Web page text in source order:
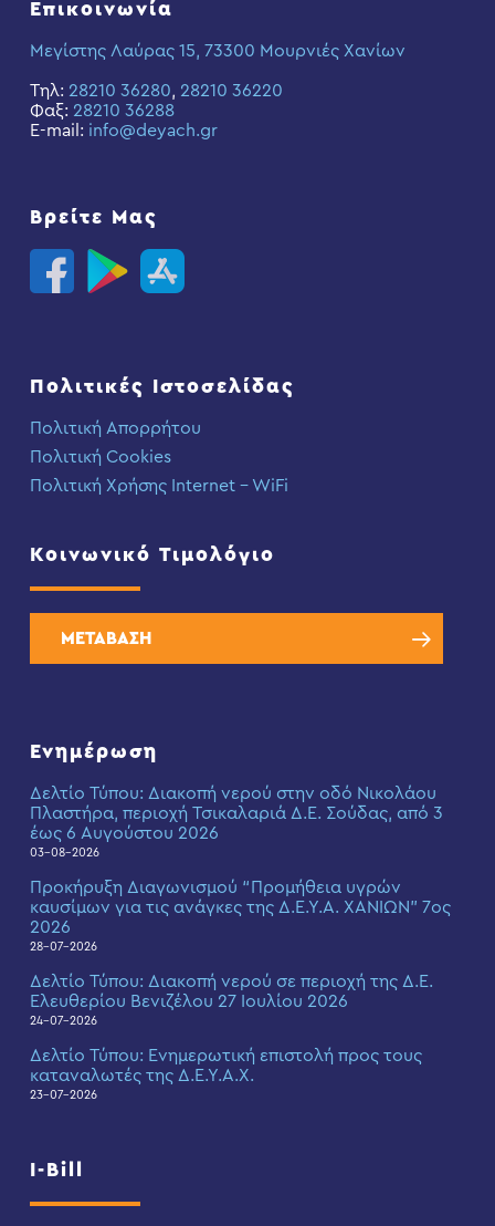
Επικοινωνία
Μεγίστης Λαύρας 15, 73300 Μουρνιές Χανίων
Τηλ: 28210 36280, 28210 36220
Φαξ: 28210 36288
E-mail: info@deyach.gr
Βρείτε Μας
Πολιτικές Ιστοσελίδας
Πολιτική Απορρήτου
Πολιτική Cookies
Πολιτική Χρήσης Internet – WiFi
Κοινωνικό Τιμολόγιο
ΜΕΤΑΒΑΣΗ
Ενημέρωση
Δελτίο Τύπου: Διακοπή νερού στην οδό Νικολάου
Πλαστήρα, περιοχή Τσικαλαριά Δ.Ε. Σούδας, από 3
έως 6 Αυγούστου 2026
03-08-2026
Προκήρυξη Διαγωνισμού “Προμήθεια υγρών
καυσίμων για τις ανάγκες της Δ.Ε.Υ.Α. ΧΑΝΙΩΝ” 7ος
2026
28-07-2026
Δελτίο Τύπου: Διακοπή νερού σε περιοχή της Δ.Ε.
Ελευθερίου Βενιζέλου 27 Ιουλίου 2026
24-07-2026
Δελτίο Τύπου: Eνημερωτική επιστολή προς τους
καταναλωτές της Δ.Ε.Υ.Α.Χ.
23-07-2026
I-Bill